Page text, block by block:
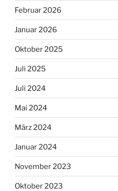
Februar 2026
Januar 2026
Oktober 2025
Juli 2025
Juli 2024
Mai 2024
März 2024
Januar 2024
November 2023
Oktober 2023